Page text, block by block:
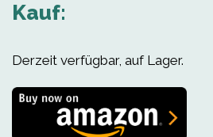
Kauf:
Derzeit verfügbar, auf Lager.